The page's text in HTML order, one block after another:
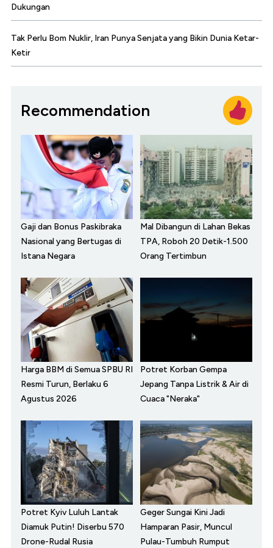
Dukungan
Tak Perlu Bom Nuklir, Iran Punya Senjata yang Bikin Dunia Ketar-
Ketir
Recommendation
Gaji dan Bonus Paskibraka
Nasional yang Bertugas di
Istana Negara
Mal Dibangun di Lahan Bekas
TPA, Roboh 20 Detik-1.500
Orang Tertimbun
Harga BBM di Semua SPBU RI
Resmi Turun, Berlaku 6
Agustus 2026
Potret Korban Gempa
Jepang Tanpa Listrik & Air di
Cuaca "Neraka"
Potret Kyiv Luluh Lantak
Diamuk Putin! Diserbu 570
Drone-Rudal Rusia
Geger Sungai Kini Jadi
Hamparan Pasir, Muncul
Pulau-Tumbuh Rumput